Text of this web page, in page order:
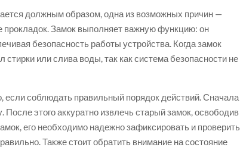
должным образом, одна из возможных причин —
прокладок. Замок выполняет важную функцию: он
безопасность работы устройства. Когда замок
или слива воды, так как система безопасности не
если соблюдать правильный порядок действий. Сначала
этого аккуратно извлечь старый замок, освободив
его необходимо надежно зафиксировать и
Также стоит обратить внимание на состояние